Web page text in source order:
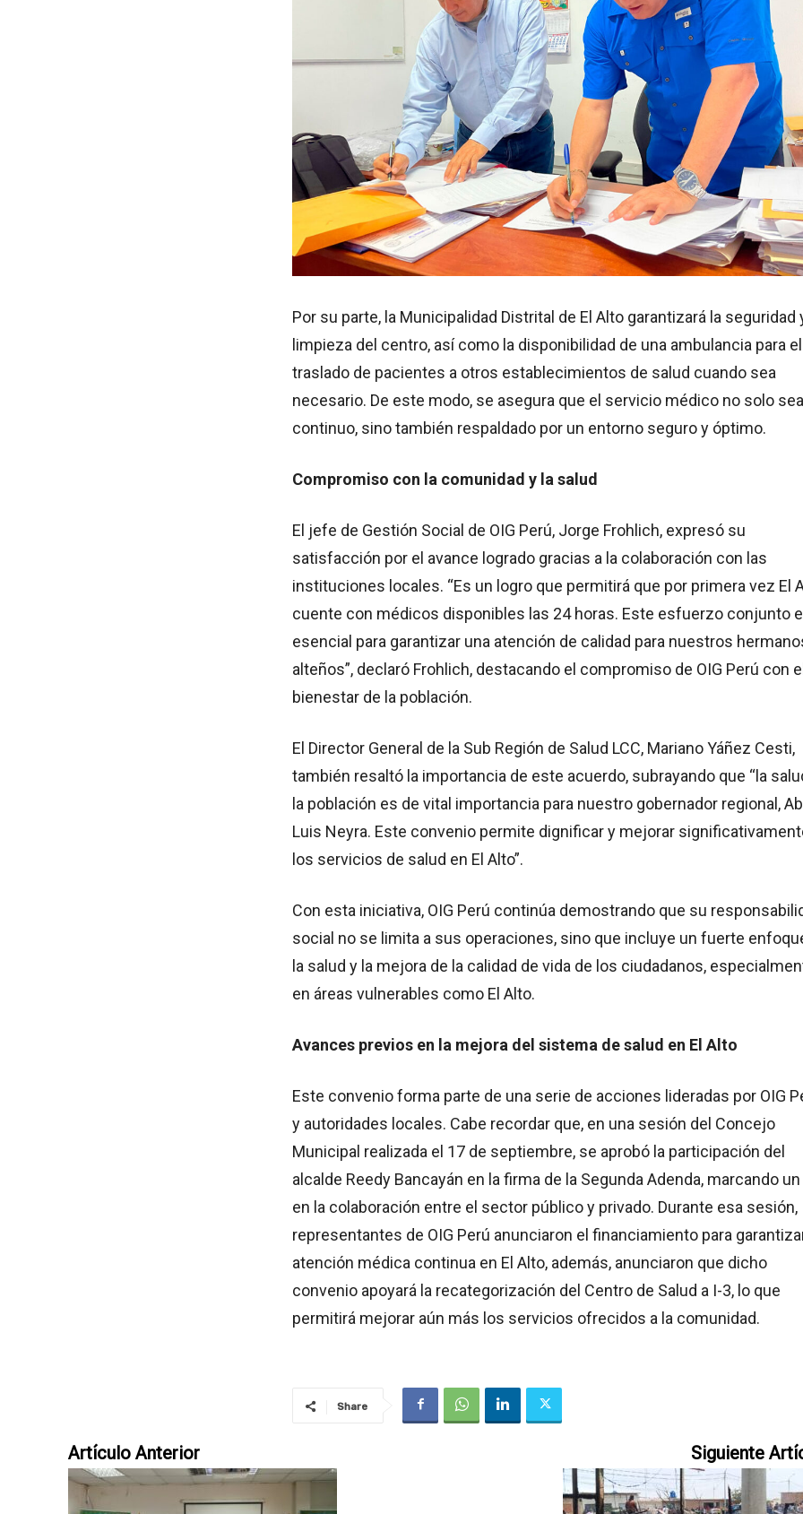
Por su parte, la Municipalidad Distrital de El Alto garantizará la seguridad
limpieza del centro, así como la disponibilidad de una ambulancia para el
traslado de pacientes a otros establecimientos de salud cuando sea
necesario. De este modo, se asegura que el servicio médico no solo sea
continuo, sino también respaldado por un entorno seguro y óptimo.
Compromiso con la comunidad y la salud
El jefe de Gestión Social de OIG Perú, Jorge Frohlich, expresó su
satisfacción por el avance logrado gracias a la colaboración con las
instituciones locales. “Es un logro que permitirá que por primera vez El
cuente con médicos disponibles las 24 horas. Este esfuerzo conjunto
esencial para garantizar una atención de calidad para nuestros
alteños”, declaró Frohlich, destacando el compromiso de OIG Perú con el
bienestar de la población.
El Director General de la Sub Región de Salud LCC, Mariano Yáñez Cesti,
también resaltó la importancia de este acuerdo, subrayando que “la
la población es de vital importancia para nuestro gobernador regional,
Luis Neyra. Este convenio permite dignificar y mejorar
los servicios de salud en El Alto”.
Con esta iniciativa, OIG Perú continúa demostrando que su
social no se limita a sus operaciones, sino que incluye un fuerte
la salud y la mejora de la calidad de vida de los ciudadanos,
en áreas vulnerables como El Alto.
Avances previos en la mejora del sistema de salud en El Alto
Este convenio forma parte de una serie de acciones lideradas por OIG
y autoridades locales. Cabe recordar que, en una sesión del Concejo
Municipal realizada el 17 de septiembre, se aprobó la participación del
alcalde Reedy Bancayán en la firma de la Segunda Adenda, marcando
en la colaboración entre el sector público y privado. Durante esa sesión,
representantes de OIG Perú anunciaron el financiamiento para
atención médica continua en El Alto, además, anunciaron que dicho
convenio apoyará la recategorización del Centro de Salud a I-3, lo que
permitirá mejorar aún más los servicios ofrecidos a la comunidad.
Share
Artículo Anterior Siguiente